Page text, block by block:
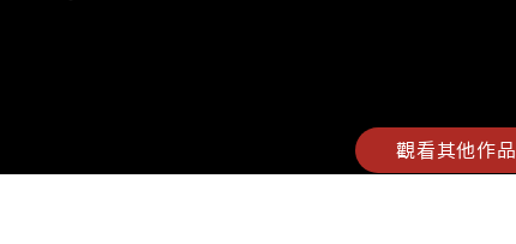
觀看其他作品